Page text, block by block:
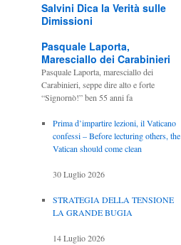
Salvini Dica la Verità sulle
Dimissioni
Pasquale Laporta,
Maresciallo dei Carabinieri
Pasquale Laporta, maresciallo dei
Carabinieri, seppe dire alto e forte
“Signornò!” ben 55 anni fa
Prima d’impartire lezioni, il Vaticano
confessi – Before lecturing others, the
Vatican should come clean
30 Luglio 2026
STRATEGIA DELLA TENSIONE
LA GRANDE BUGIA
14 Luglio 2026